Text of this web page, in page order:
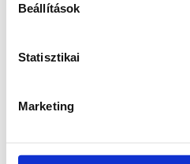
Beállítások
Statisztikai
Marketing